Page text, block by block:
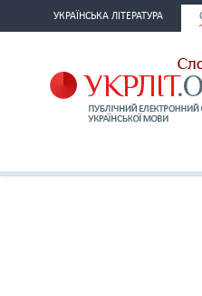
УКРАЇНСЬКА ЛІТЕРАТУРА